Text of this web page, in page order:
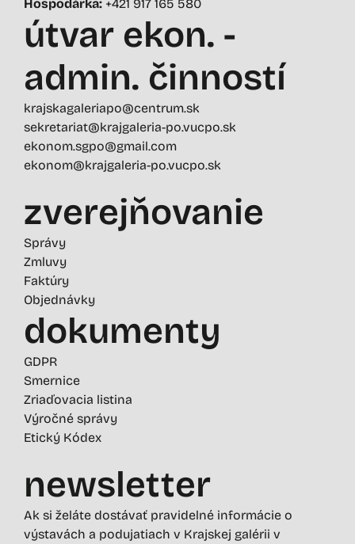
Hospodárka: +421 917 165 580
útvar ekon. -
admin. činností
krajskagaleriapo@centrum.sk
sekretariat@krajgaleria-po.vucpo.sk
ekonom.sgpo@gmail.com
ekonom@krajgaleria-po.vucpo.sk
zverejňovanie
Správy
Zmluvy
Faktúry
Objednávky
dokumenty
GDPR
Smernice
Zriaďovacia listina
Výročné správy
Etický Kódex
newsletter
Ak si želáte dostávať pravidelné informácie o
výstavách a podujatiach v Krajskej galérii v